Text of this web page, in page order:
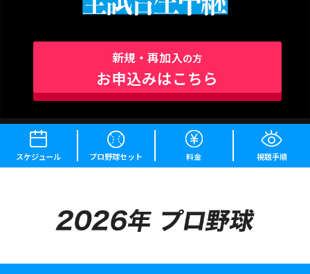
新規・再加入の方
お申込みはこちら
スケジュール プロ野球セット 料金 視聴手順